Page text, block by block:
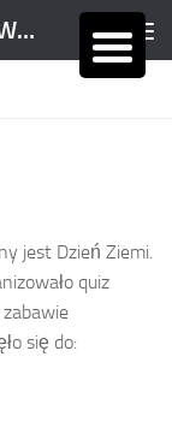
Szkoła Podstawowa w Pasymiu im. Wojciecha Kętrzyńskiego
jest Dzień Ziemi.
quiz
się do: